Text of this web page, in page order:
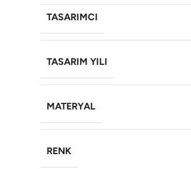
TASARIMCI
TASARIM YILI
MATERYAL
RENK